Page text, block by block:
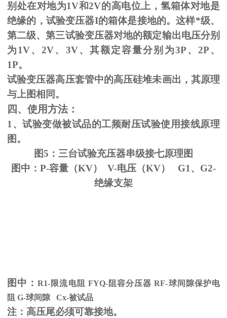
别处在对地为1V和2V的高电位上，氢箱体对地是
绝缘的，试验变压器I的箱体是接地的。这样*级、
第二级、第三试验变压器对地的额定输出电压分别
为1V、2V、3V、其额定容量分别为3P、2P、
1P。
试验变压器高压套管中的高压硅堆未画出，其原理
与上图相同。
四、使用方法：
1、试验变做被试品的工频耐压试验使用接线原理
图。
图5：三台试验充压器串级接七原理图
图中：P-容量（KV） V-电压（KV） G1、G2-
绝缘支架
图中：R1-限流电阻 FYQ-阻容分压器RF-球间隙保护电
阻 G-球间隙 Cx-被试品
注：高压尾必须可靠接地。